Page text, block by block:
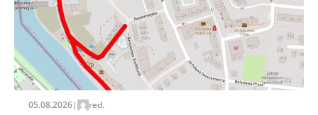
Zapamiętaj moje dane w tej przeglądarce podczas
pisania kolejnych komentarzy.
05.08.2026| red.